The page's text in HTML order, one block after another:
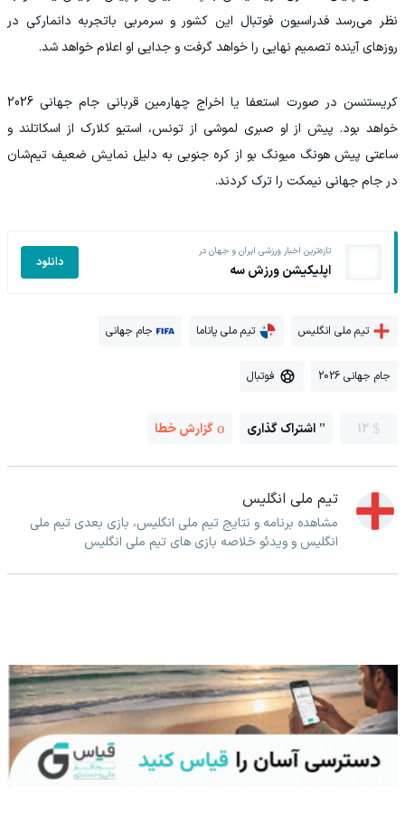
نظر می‌رسد فدراسیون فوتبال این کشور و سرمربی باتجربه دانمارکی در
روزهای آینده تصمیم نهایی را خواهد گرفت و جدایی او اعلام خواهد شد.
کریستنسن در صورت استعفا یا اخراج چهارمین قربانی جام جهانی 2026
خواهد بود. پیش از او صبری لموشی از تونس، استیو کلارک از اسکاتلند و
ساعتی پیش هونگ میونگ بو از کره جنوبی به دلیل نمایش ضعیف تیم‌شان
در جام جهانی نیمکت را ترک کردند.
تازه‌ترین اخبار ورزشی ایران و جهان در
اپلیکیشن ورزش سه دانلود
تیم ملی انگلیس تیم ملی پاناما جام جهانی
جام جهانی 2026 فوتبال
12 اشتراک گذاری گزارش خطا
تیم ملی انگلیس
مشاهده برنامه و نتایج تیم ملی انگلیس، بازی بعدی تیم ملی
انگلیس و ویدئو خلاصه بازی های تیم ملی انگلیس